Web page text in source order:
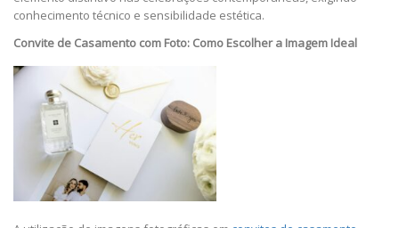
conhecimento técnico e sensibilidade estética.
Convite de Casamento com Foto: Como Escolher a Imagem Ideal